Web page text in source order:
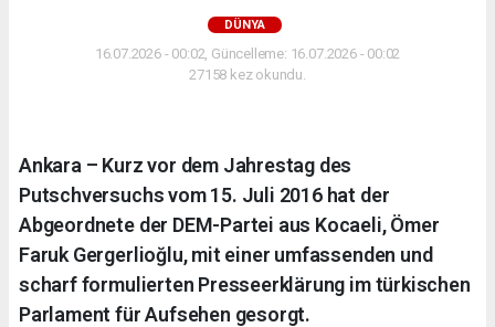
DÜNYA
16.07.2026 - 00:02, Güncelleme: 16.07.2026 - 00:02
27158 kez okundu.
Ankara – Kurz vor dem Jahrestag des
Putschversuchs vom 15. Juli 2016 hat der
Abgeordnete der DEM-Partei aus Kocaeli, Ömer
Faruk Gergerlioğlu, mit einer umfassenden und
scharf formulierten Presseerklärung im türkischen
Parlament für Aufsehen gesorgt.